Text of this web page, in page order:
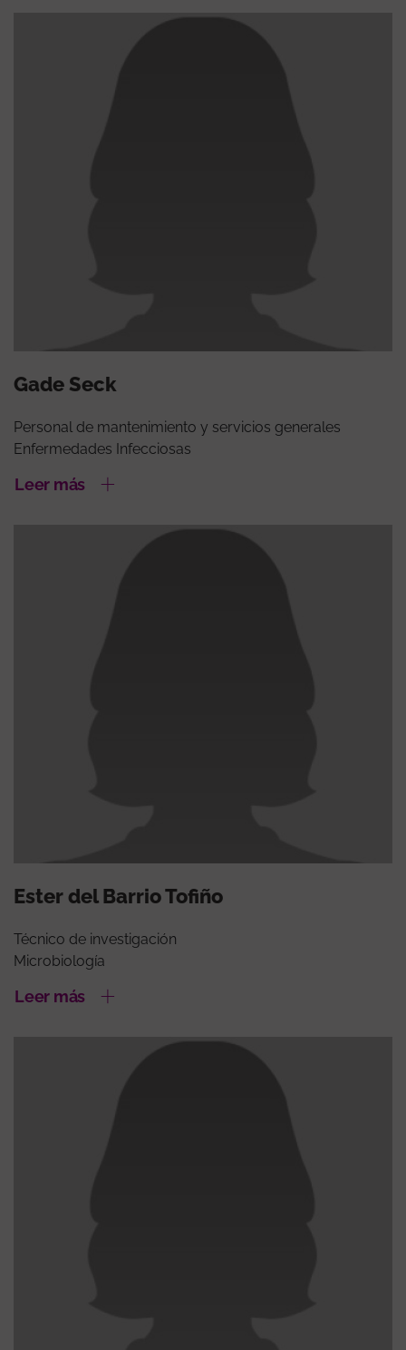
Gade Seck
Personal de mantenimiento y servicios generales
Enfermedades Infecciosas
Leer más
Ester del Barrio Tofiño
Técnico de investigación
Microbiología
Leer más